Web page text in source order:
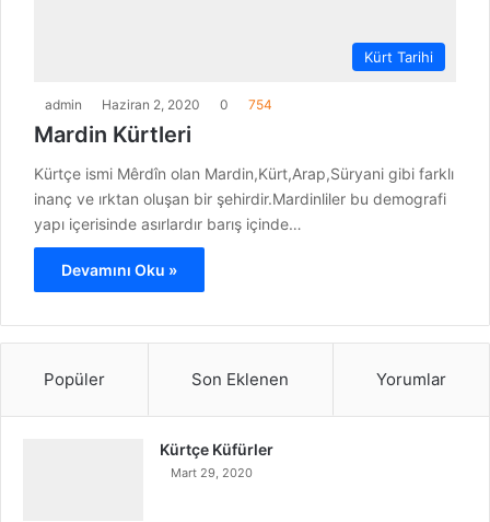
Kürt Tarihi
admin Haziran 2, 2020 0 754
Mardin Kürtleri
Kürtçe ismi Mêrdîn olan Mardin,Kürt,Arap,Süryani gibi farklı
inanç ve ırktan oluşan bir şehirdir.Mardinliler bu demografi
yapı içerisinde asırlardır barış içinde…
Devamını Oku »
Popüler Son Eklenen Yorumlar
Kürtçe Küfürler
Mart 29, 2020